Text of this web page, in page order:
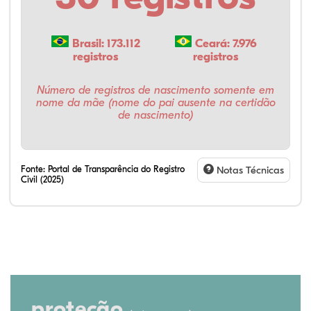
Brasil: 173.112
registros
Ceará: 7.976
registros
Número de registros de nascimento somente em
nome da mãe (nome do pai ausente na certidão
de nascimento)
Fonte: Portal de Transparência do Registro
Civil (2025)
Notas Técnicas